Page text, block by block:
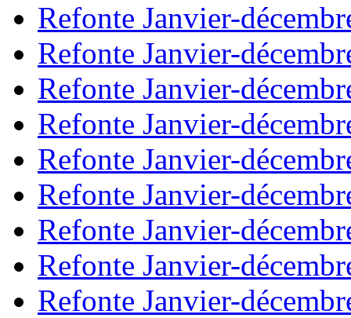
Refonte Janvier-
Refonte Janvier-
Refonte Janvier-
Refonte Janvier-
Refonte Janvier-
Refonte Janvier-
Refonte Janvier-
Refonte Janvier-
Refonte Janvier-